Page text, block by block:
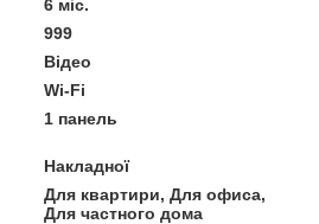
6 міс.
999
Відео
Wi-Fi
1 панель
Накладної
Для квартири, Для офиса,
Для частного дома